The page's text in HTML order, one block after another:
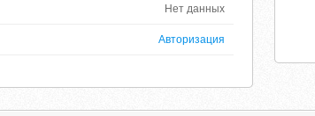
Нет данных
Авторизация